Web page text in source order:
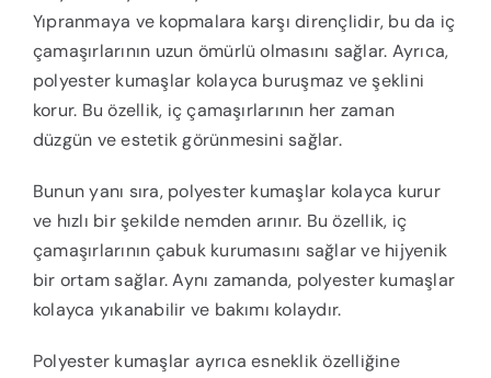
Yıpranmaya ve kopmalara karşı dirençlidir, bu da iç
çamaşırlarının uzun ömürlü olmasını sağlar. Ayrıca,
polyester kumaşlar kolayca buruşmaz ve şeklini
korur. Bu özellik, iç çamaşırlarının her zaman
düzgün ve estetik görünmesini sağlar.
Bunun yanı sıra, polyester kumaşlar kolayca kurur
ve hızlı bir şekilde nemden arınır. Bu özellik, iç
çamaşırlarının çabuk kurumasını sağlar ve hijyenik
bir ortam sağlar. Aynı zamanda, polyester kumaşlar
kolayca yıkanabilir ve bakımı kolaydır.
Polyester kumaşlar ayrıca esneklik özelliğine